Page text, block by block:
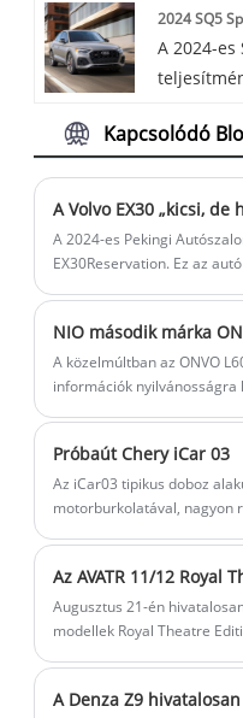
2024 SQ5
A 2024-es
magával
A stílus,
a legjobb
vágynak.
Kapcsolódó
A Volvo EX30 „kicsi, de
A 2024-es Pekingi
EX30Reservation. Ez az
Haohan platform tisztán
NIO második márka
A közelmúltban az ONVO
információk
étvágygerjesztő lenne.
Próbaút Chery iCar 03
Az iCar03 tipikus doboz
motorburkolatával, nagyon
erőfeszítéseket tett az autó
legkülönfélébb legyen.
Augusztus 21-én
modellek Royal Theatre
konfigurációval bővül.
A Denza Z9